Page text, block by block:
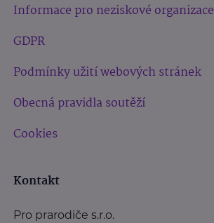
Informace pro neziskové organizace
GDPR
Podmínky užití webových stránek
Obecná pravidla soutěží
Cookies
Kontakt
Pro prarodiče s.r.o.